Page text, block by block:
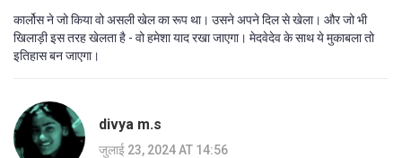
कार्लोस ने जो किया वो असली खेल का रूप था। उसने अपने दिल से खेला। और जो भी
खिलाड़ी इस तरह खेलता है - वो हमेशा याद रखा जाएगा। मेदवेदेव के साथ ये मुकाबला तो
इतिहास बन जाएगा।
divya m.s
जुलाई 23, 2024 AT 14:56